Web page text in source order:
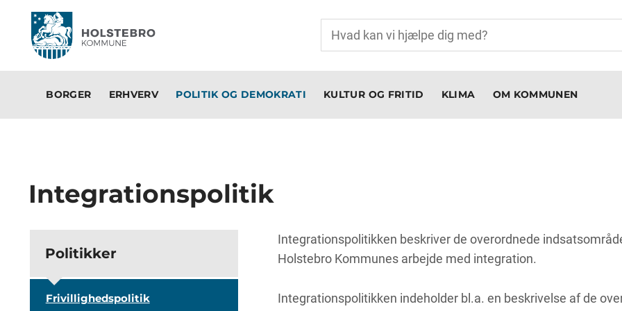
BORGER ERHVERV POLITIK OG DEMOKRATI KULTUR OG FRITID KLIMA OM KOMMUNEN
Integrationspolitik
Politikker
Frivillighedspolitik
Integrationspolitikken beskriver de overordnede
Holstebro Kommunes arbejde med integration.
Integrationspolitikken indeholder bl.a. en beskrivelse af de